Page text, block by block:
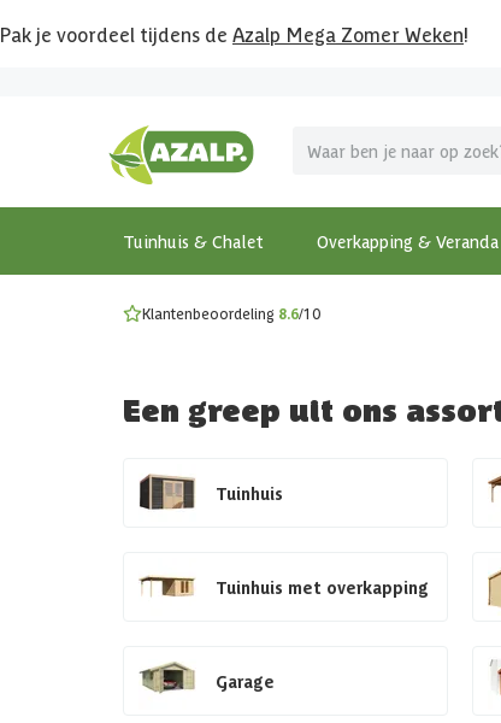
Pak je voordeel tijdens de Azalp Mega Zomer Weken!
Tuinhuis & Chalet Overkapping & Veranda
MEGA zomer kortingen op overkappingen en
Bekijk de actiemodellen
Gratis wandplankset
Ontdek onze metalen overkappingen
Klantenbeoordeling 8.6/10
Een greep uit ons
Tuinhuis
Tuinhuis met overkapping
Garage